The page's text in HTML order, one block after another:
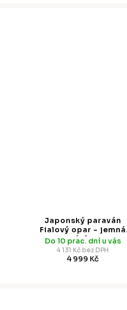
Japonský paraván
Fialový opar - jemná
mlha odstínů, 225 x 172
cm
Do 10 prac. dní u vás
4 131 Kč bez DPH
4 999 Kč